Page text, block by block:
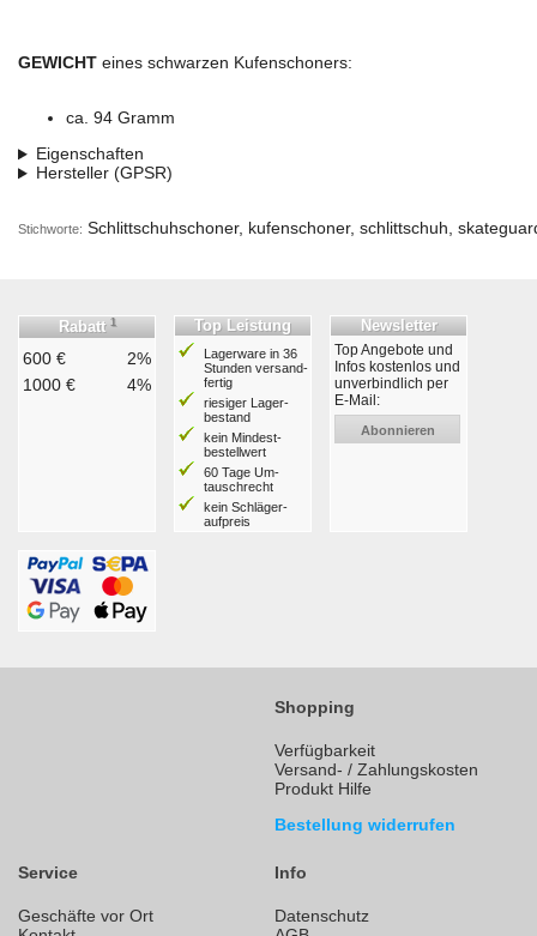
GEWICHT eines schwarzen Kufenschoners:
ca. 94 Gramm
Eigenschaften
Hersteller (GPSR)
Stichworte: Schlittschuhschoner, kufenschoner, schlittschuh,
Rabatt 1
600 €
2%
1000 €
4%
Top Leistung
Lagerware in 36
Stunden ver­sand­
fertig
riesiger Lager­
bestand
kein Mindest­
bestell­wert
60 Tage Um­
tausch­recht
kein Schläger­
aufpreis
Newsletter
Top Angebote und
Infos kostenlos und
unverbindlich per
E-Mail:
Abonnieren
Shopping
Verfügbarkeit
Versand- / Zahlungskosten
Produkt Hilfe
Bestellung widerrufen
Service
Geschäfte vor Ort
Info
Datenschutz